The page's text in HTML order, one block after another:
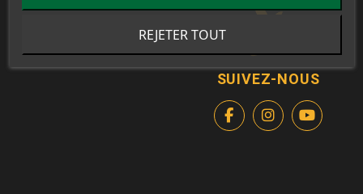
REJETER TOUT
SUIVEZ-NOUS